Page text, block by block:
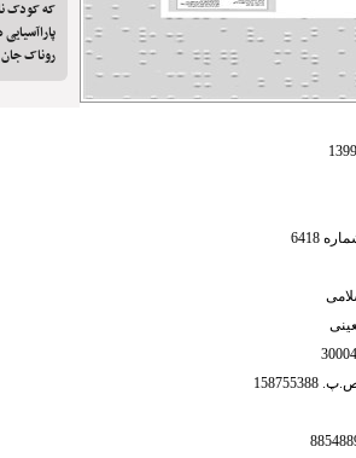
که کودک
روناک
6418
ص.پ. 158755388